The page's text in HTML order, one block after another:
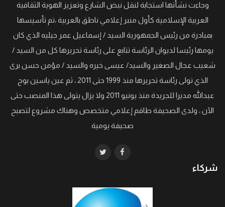
وجاءت نشأتها استجابة لنقل نبض الشارع وتعزيز الهوية الثقافية
العربية الإسلامية كأول منبر إعلامي ناطق بالعربية ،تم تأسيسها
بمبادرة من رئيس الجمهورية السيد / إسماعيل عمر جيليه الذي كان
يومها رئيسا لديوان الرئاسة تتابع على رئاسة تحريرها كل من السيد /
شعيب عجال الصغير والسيد/ عيسى خيره والسيد / مؤمن حسن برى
الذي تولى رئاسة تحريرها منذ 1999 حتى 2011 ، ثم عين ياسين بوح
عبدالله مديرا للجريدة منذ يونيو 2011 ولا يزال يتولى هذا المنصب حتى
الآن ، ولدى الصحيفة طاقم إعلامي متخصص وهناك مشروع لتصبح
صحيفة يومية
شركاء